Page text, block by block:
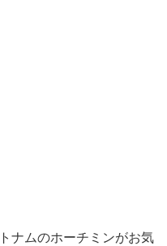
ナムのホーチミンがお気